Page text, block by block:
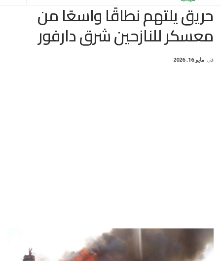
حريق يلتهم نطاقًا واسعًا من
معسكر للنازحين شرق دارفور
في مايو 16, 2026